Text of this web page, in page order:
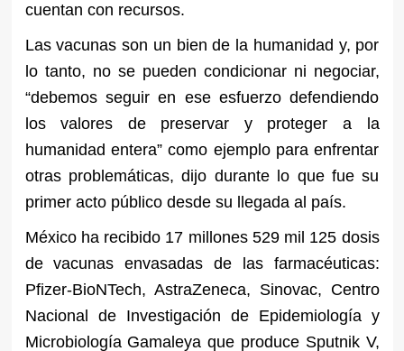
cuentan con recursos.
Las vacunas son un bien de la humanidad y, por
lo tanto, no se pueden condicionar ni negociar,
“debemos seguir en ese esfuerzo defendiendo
los valores de preservar y proteger a la
humanidad entera” como ejemplo para enfrentar
otras problemáticas, dijo durante lo que fue su
primer acto público desde su llegada al país.
México ha recibido 17 millones 529 mil 125 dosis
de vacunas envasadas de las farmacéuticas:
Pfizer-BioNTech, AstraZeneca, Sinovac, Centro
Nacional de Investigación de Epidemiología y
Microbiología Gamaleya que produce Sputnik V,